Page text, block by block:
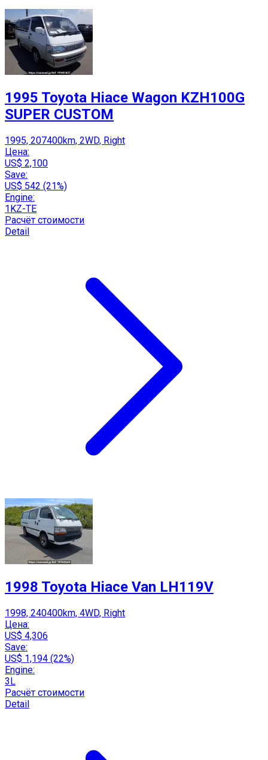
1995 Toyota Hiace Wagon KZH100G
SUPER CUSTOM
1995, 207400km, 2WD, Right
Цена:
US$ 2,100
Save:
US$ 542 (21%)
Engine:
1KZ-TE
Расчёт стоимости
Detail
1998 Toyota Hiace Van LH119V
1998, 240400km, 4WD, Right
Цена:
US$ 4,306
Save:
US$ 1,194 (22%)
Engine:
3L
Расчёт стоимости
Detail